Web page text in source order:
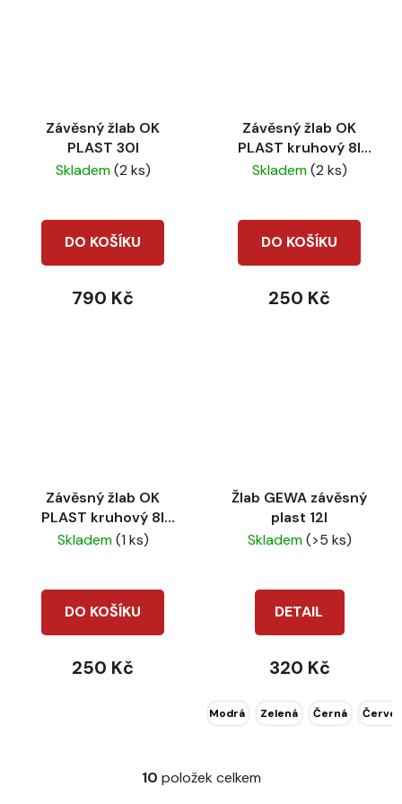
Závěsný žlab OK
PLAST 30l
Skladem(2 ks)
DO KOŠÍKU
790 Kč
Závěsný žlab OK
PLAST kruhový 8l
limetka
Skladem(2 ks)
DO KOŠÍKU
250 Kč
Závěsný žlab OK
PLAST kruhový 8l
zelený
Skladem(1 ks)
DO KOŠÍKU
250 Kč
Žlab GEWA závěsný
plast 12l
Skladem(>5 ks)
DETAIL
320 Kč
Modrá Zelená Černá
O
10 položek celkem